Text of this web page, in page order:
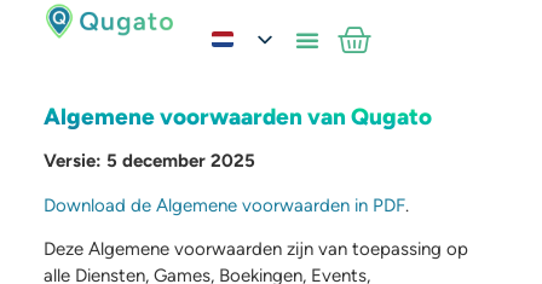
Algemene voorwaarden van Qugato
Versie: 5 december 2025
Download de Algemene voorwaarden in PDF.
Deze Algemene voorwaarden zijn van toepassing op
alle Diensten, Games, Boekingen, Events,